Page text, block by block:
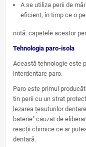
A se utiliza perii de
eficient, în timp ce o
notă: capetele acestor
Tehnologia paro-isola
Această tehnologie este
interdentare paro.
Paro este primul
tin perii cu un strat
lezarea țesuturilor
baterie" cauzat de
reacții chimice ce ar
dentară.